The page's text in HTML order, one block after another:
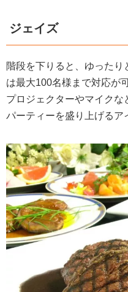
ジェイズ
階段を下りると、ゆった
は最大100名様まで対応が可
プロジェクターやマイク
パーティーを盛り上げるア